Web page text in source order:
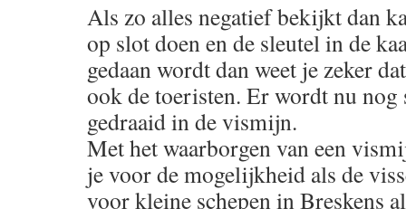
Als zo alles negatief bekijkt dan
op slot doen en de sleutel in de
gedaan wordt dan weet je zeker
ook de toeristen. Er wordt nu nog
gedraaid in de vismijn.
Met het waarborgen van een
je voor de mogelijkheid als de
voor kleine schepen in Breskens